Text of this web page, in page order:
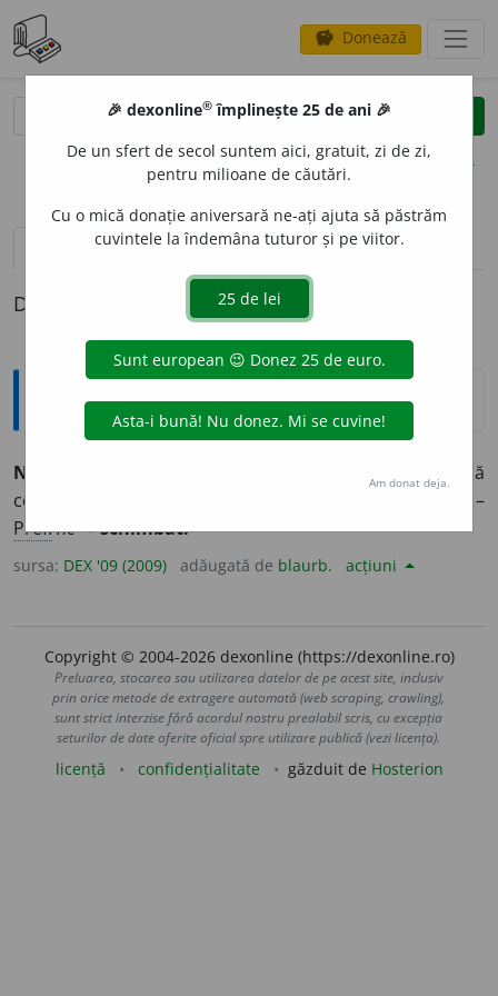
savings Donează
clear
opțiuni
definiții (1) pronunțievolume_up (12)
Definiția cu ID-ul 883922:
Explicative DEX
NESCHIMB
Care își păstrează
conținutul, forma, aspectul de dinainte; invariabil. –
Pref.ne-+schimbat.
sursa: DEX '09 (2009) adăugată de blaurb. acțiuni
Copyright © 2004-2026 dexonline (https://dexonline.ro)
Preluarea, stocarea sau utilizarea datelor de pe acest site, inclusiv
prin orice metode de extragere automată (web scraping, crawling),
sunt strict interzise fără acordul nostru prealabil scris, cu excepția
seturilor de date oferite oficial spre utilizare publică (vezi licența).
licență confidențialitate găzduit de Hosterion
🎉 dexonline® împlinește 25 de ani 🎉
De un sfert de secol suntem aici, gratuit, zi de zi,
pentru milioane de căutări.
Cu o mică donație aniversară ne-ați ajuta să păstrăm
cuvintele la îndemâna tuturor și pe viitor.
Am donat deja.